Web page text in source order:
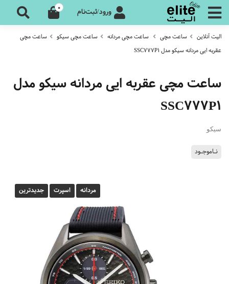
ورود/ثبت‌نام 0
الیت آنلاین ساعت مچی ساعت مچی مردانه ساعت مچی سیکو
ساعت مچی
عقربه ایی مردانه سیکو مدل SSC777P1
ساعت مچی عقربه ایی مردانه سیکو مدل
SSC777P1
سیکو
نـاموجـود
مردانه اسپرت جدیدترین